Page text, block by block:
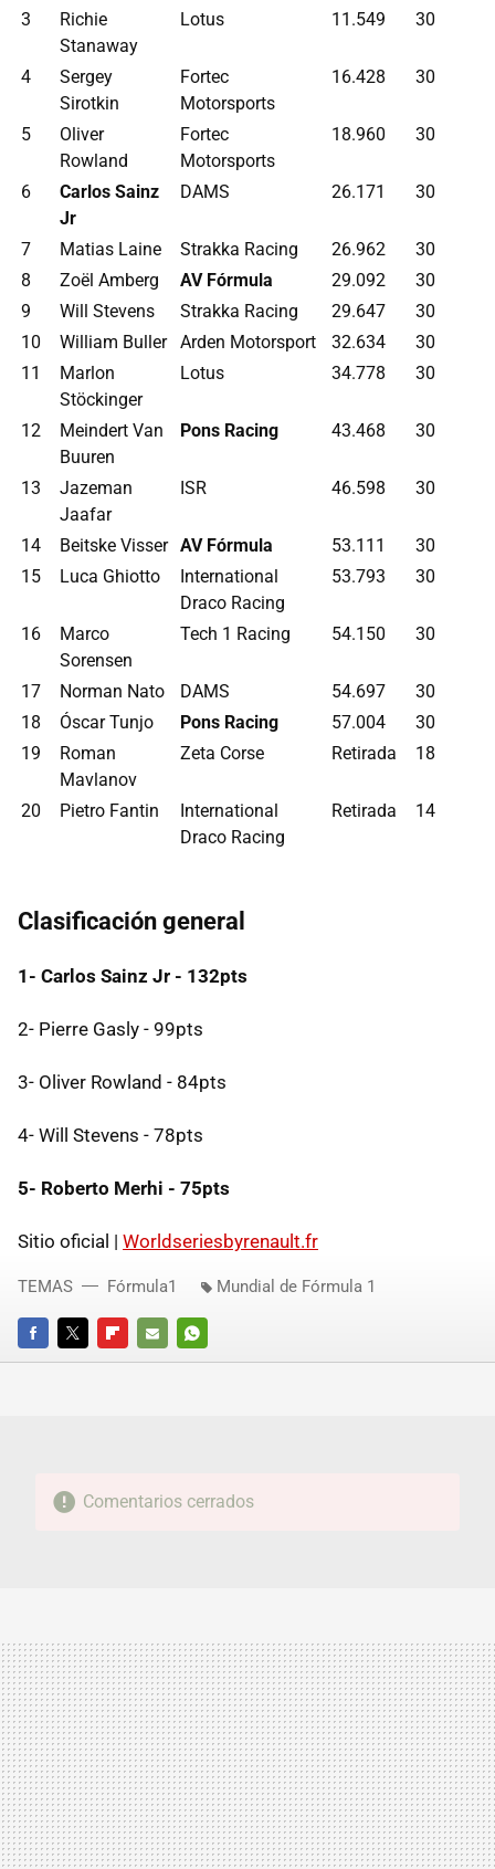
3
Richie
Stanaway
Lotus 11.549 30
4
Sergey
Sirotkin
Fortec
Motorsports
16.428 30
5
Oliver
Rowland
Fortec
Motorsports
18.960 30
6
Carlos Sainz
Jr
DAMS 26.171 30
7 Matias Laine Strakka Racing 26.962
30
8
Zoël Amberg AV Fórmula 29.092
30
9
Will Stevens Strakka Racing 29.647
30
10
William Buller Arden Motorsport 32.634
30
11
Marlon
Stöckinger
Lotus 34.778 30
12
Meindert Van
Buuren
Pons Racing 43.468 30
13
Jazeman
Jaafar
ISR 46.598 30
14 Beitske Visser AV Fórmula 53.111
30
15
Luca Ghiotto
International
Draco Racing
53.793 30
16
Marco
Sorensen
Tech 1 Racing 54.150 30
17 Norman Nato DAMS 54.697
30
18
Óscar Tunjo Pons Racing 57.004
30
19
Roman
Mavlanov
Zeta Corse Retirada 18
20 Pietro Fantin
International
Draco Racing
Retirada 14
Clasificación general
1- Carlos Sainz Jr - 132pts
2- Pierre Gasly - 99pts
3- Oliver Rowland - 84pts
4- Will Stevens - 78pts
5- Roberto Merhi - 75pts
Sitio oficial | Worldseriesbyrenault.fr
FACEBOOKTWITTERFLIPBOARD
E-
WHATSAPP
TEMAS Fórmula1 Mundial de Fórmula 1
Comentarios cerrados